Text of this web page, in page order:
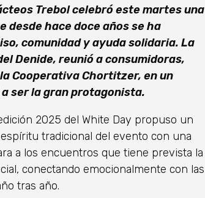
Trebol celebró este martes una
desde hace doce años se ha
comunidad y ayuda solidaria. La
Denide, reunió a consumidoras,
Cooperativa Chortitzer, en un
ser la gran protagonista.
2025 del White Day propuso un
tradicional del evento con una
a los encuentros que tiene prevista la
conectando emocionalmente con las
tras año.